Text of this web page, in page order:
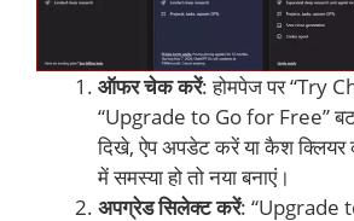
ऑफर चेक करें: होमपेज पर “Try
“Upgrade to Go for Free”
दिखे, ऐप अपडेट करें या कैश
में समस्या हो तो नया बनाएं।
अपग्रेड सिलेक्ट करें: “Upgrade